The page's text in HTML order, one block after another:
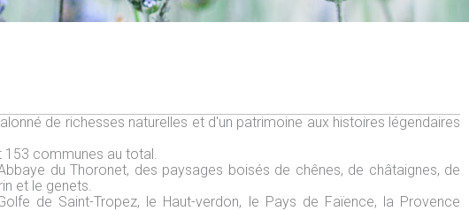
de richesses naturelles et d'un patrimoine aux histoires légendaires
153 communes au total.
du Thoronet, des paysages boisés de chênes, de châtaignes, de
et le genets.
de Saint-Tropez, le Haut-verdon, le Pays de Faïence, la Provence